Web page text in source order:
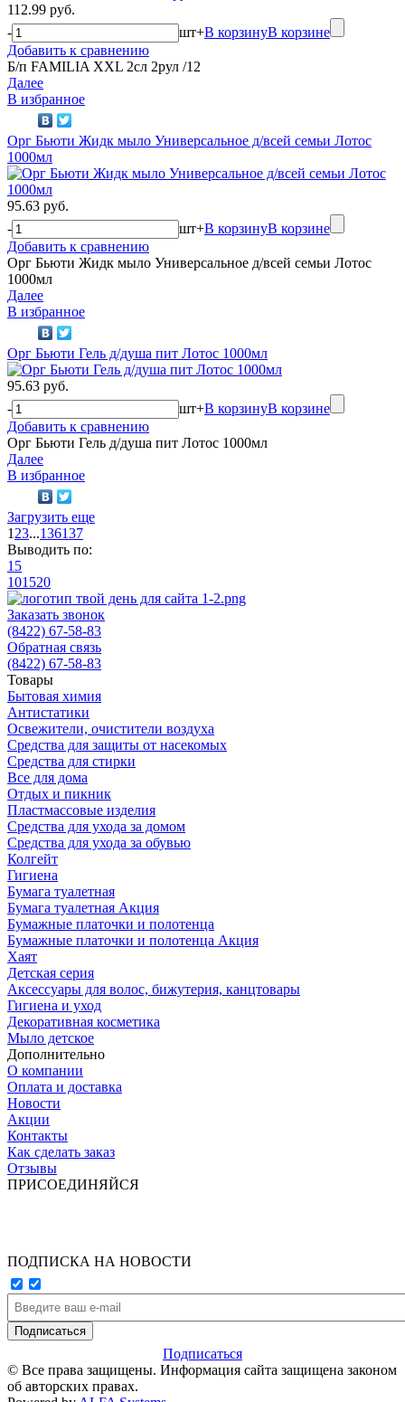
112.99 руб.
-
шт+В корзинуВ корзине
Добавить к сравнению
Б/п FAMILIA XXL 2сл 2рул /12
Далее
В избранное
Орг Бьюти Жидк мыло Универсальное д/всей семьи Лотос
1000мл
95.63 руб.
-
шт+В корзинуВ корзине
Добавить к сравнению
Орг Бьюти Жидк мыло Универсальное д/всей семьи Лотос
1000мл
Далее
В избранное
Орг Бьюти Гель д/душа пит Лотос 1000мл
95.63 руб.
-
шт+В корзинуВ корзине
Добавить к сравнению
Орг Бьюти Гель д/душа пит Лотос 1000мл
Далее
В избранное
Загрузить еще
1 23...136137
Выводить по:
15
101520
Заказать звонок
(8422) 67-58-83
Обратная связь
(8422) 67-58-83
Товары
Бытовая химия
Антистатики
Освежители, очистители воздуха
Средства для защиты от насекомых
Средства для стирки
Все для дома
Отдых и пикник
Пластмассовые изделия
Средства для ухода за домом
Средства для ухода за обувью
Колгейт
Гигиена
Бумага туалетная
Бумага туалетная Акция
Бумажные платочки и полотенца
Бумажные платочки и полотенца Акция
Хаят
Детская серия
Аксессуары для волос, бижутерия, канцтовары
Гигиена и уход
Декоративная косметика
Мыло детское
Дополнительно
О компании
Оплата и доставка
Новости
Акции
Контакты
Как сделать заказ
Отзывы
ПРИСОЕДИНЯЙСЯ
ПОДПИСКА НА НОВОСТИ
Подписаться
© Все права защищены. Информация сайта защищена законом
об авторских правах.